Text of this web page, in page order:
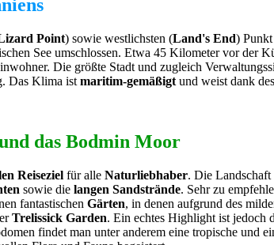
Point) sowie westlichsten (Land's End)
See umschlossen. Etwa 45 Kilometer vor der
Die größte Stadt und zugleich
Das Klima ist maritim-gemäßigt und weist dank
das Bodmin Moor
Reiseziel für alle Naturliebhaber. Die
sowie die langen Sandstrände. Sehr zu
fantastischen Gärten, in denen aufgrund des
Trelissick Garden. Ein echtes Highlight ist jedoch
findet man unter anderem eine tropische und